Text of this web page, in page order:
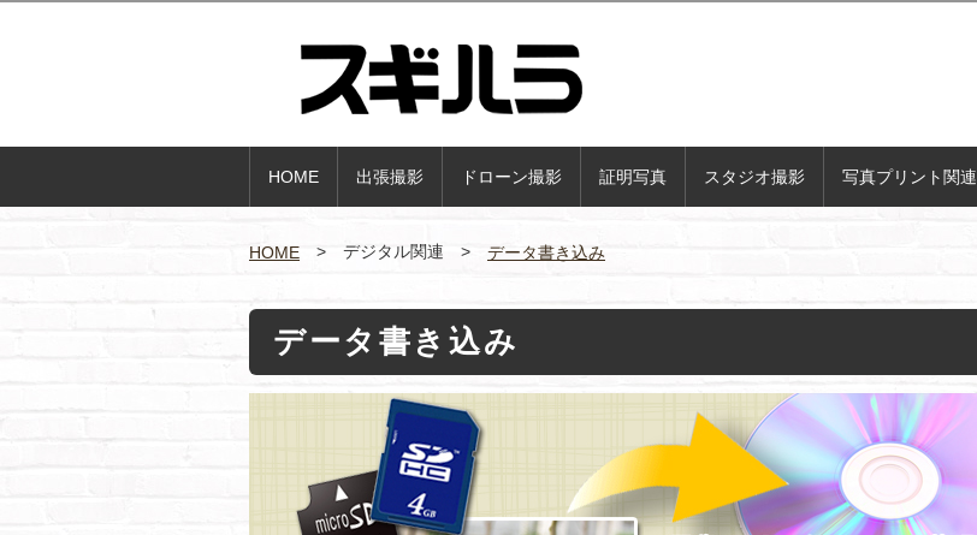
HOME 出張撮影 ドローン撮影 証明写真 スタジオ撮影 写真プリント関連
HOME デジタル関連 データ書き込み
データ書き込み